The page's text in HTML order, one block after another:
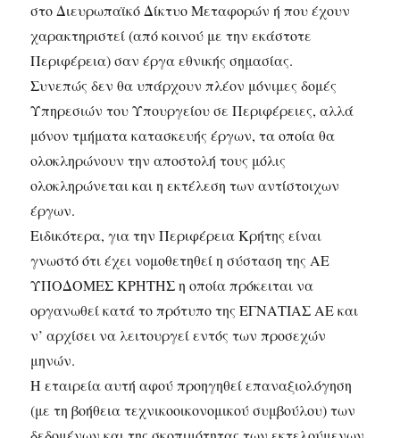
στο Διευρωπαϊκό Δίκτυο Μεταφορών ή που έχουν
χαρακτηριστεί (από κοινού με την εκάστοτε
Περιφέρεια) σαν έργα εθνικής σημασίας.
Συνεπώς δεν θα υπάρχουν πλέον μόνιμες δομές
Υπηρεσιών του Υπουργείου σε Περιφέρειες, αλλά
μόνον τμήματα κατασκευής έργων, τα οποία θα
ολοκληρώνουν την αποστολή τους μόλις
ολοκληρώνεται και η εκτέλεση των αντίστοιχων
έργων.
Ειδικότερα, για την Περιφέρεια Κρήτης είναι
γνωστό ότι έχει νομοθετηθεί η σύσταση της ΑΕ
ΥΠΟΔΟΜΕΣ ΚΡΗΤΗΣ η οποία πρόκειται να
οργανωθεί κατά το πρότυπο της ΕΓΝΑΤΙΑΣ ΑΕ και
ν’ αρχίσει να λειτουργεί εντός των προσεχών
μηνών.
Η εταιρεία αυτή αφού προηγηθεί επαναξιολόγηση
(με τη βοήθεια τεχνικοοικονομικού συμβούλου) των